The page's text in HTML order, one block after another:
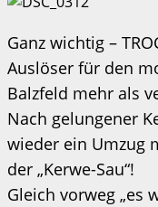
Ganz wichtig –
Auslöser für den
Balzfeld mehr als
Nach gelungener
wieder ein Umzug
der „Kerwe-Sau“!
Gleich vorweg „es